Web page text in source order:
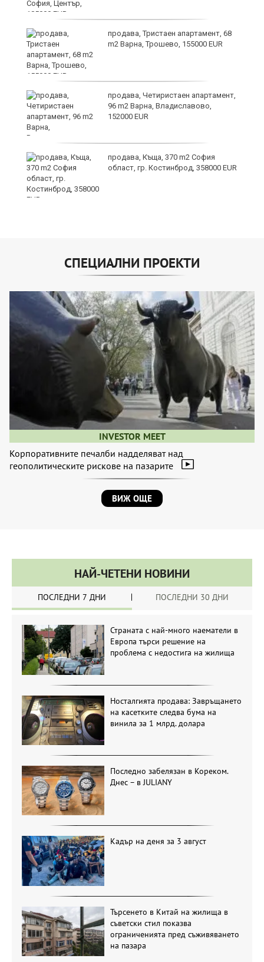
продава, Тристаен апартамент, 68
m2 Варна, Трошево, 155000 EUR
продава, Четиристаен апартамент,
96 m2 Варна, Владиславово,
152000 EUR
продава, Къща, 370 m2 София
област, гр. Костинброд, 358000 EUR
СПЕЦИАЛНИ ПРОЕКТИ
INVESTOR MEET
Корпоративните печалби надделяват над
геополитическите рискове на пазарите
ВИЖ ОЩЕ
НАЙ-ЧЕТЕНИ НОВИНИ
ПОСЛЕДНИ 7 ДНИ ПОСЛЕДНИ 30 ДНИ
Страната с най-много наематели в
Европа търси решение на
проблема с недостига на жилища
Носталгията продава: Завръщането
на касетките следва бума на
винила за 1 млрд. долара
Последно забелязан в Кореком.
Днес – в JULIANY
Кадър на деня за 3 август
Търсенето в Китай на жилища в
съветски стил показва
ограниченията пред съживяването
на пазара